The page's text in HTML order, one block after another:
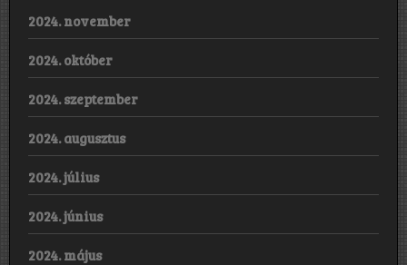
2024. november
2024. október
2024. szeptember
2024. augusztus
2024. július
2024. június
2024. május